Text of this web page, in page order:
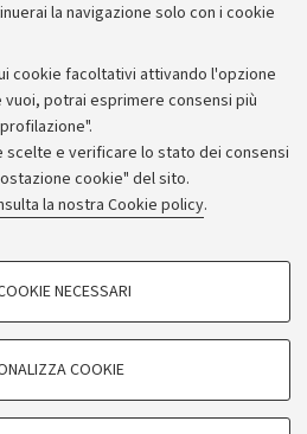
la navigazione solo con i cookie
cookie facoltativi attivando l'opzione
potrai esprimere consensi più
e verificare lo stato dei consensi
cookie" del sito.
la nostra Cookie policy.
- FACOLTATIVI
NECESSARI
COOKIE
Archivio
stampa
Redazione
stampa
STUDIORUM - Università di
40126 Bologna - PI: 01131710376 -